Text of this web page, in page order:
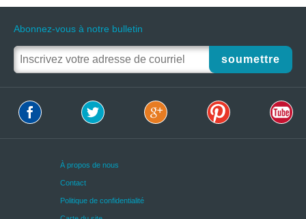
Abonnez-vous à notre bulletin
soumettre
À propos de nous
Contact
Politique de confidentialité